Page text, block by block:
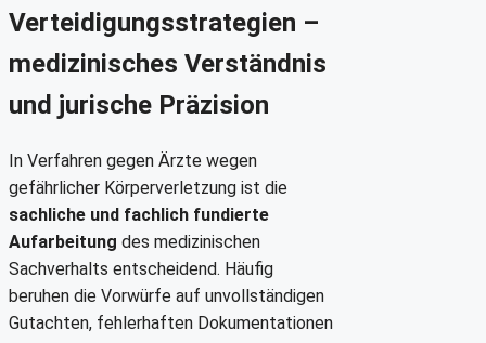
Verteidigungsstrategien –
medizinisches Verständnis
und jurische Präzision
In Verfahren gegen Ärzte wegen
gefährlicher Körperverletzung ist die
sachliche und fachlich fundierte
Aufarbeitung des medizinischen
Sachverhalts entscheidend. Häufig
beruhen die Vorwürfe auf unvollständigen
Gutachten, fehlerhaften Dokumentationen